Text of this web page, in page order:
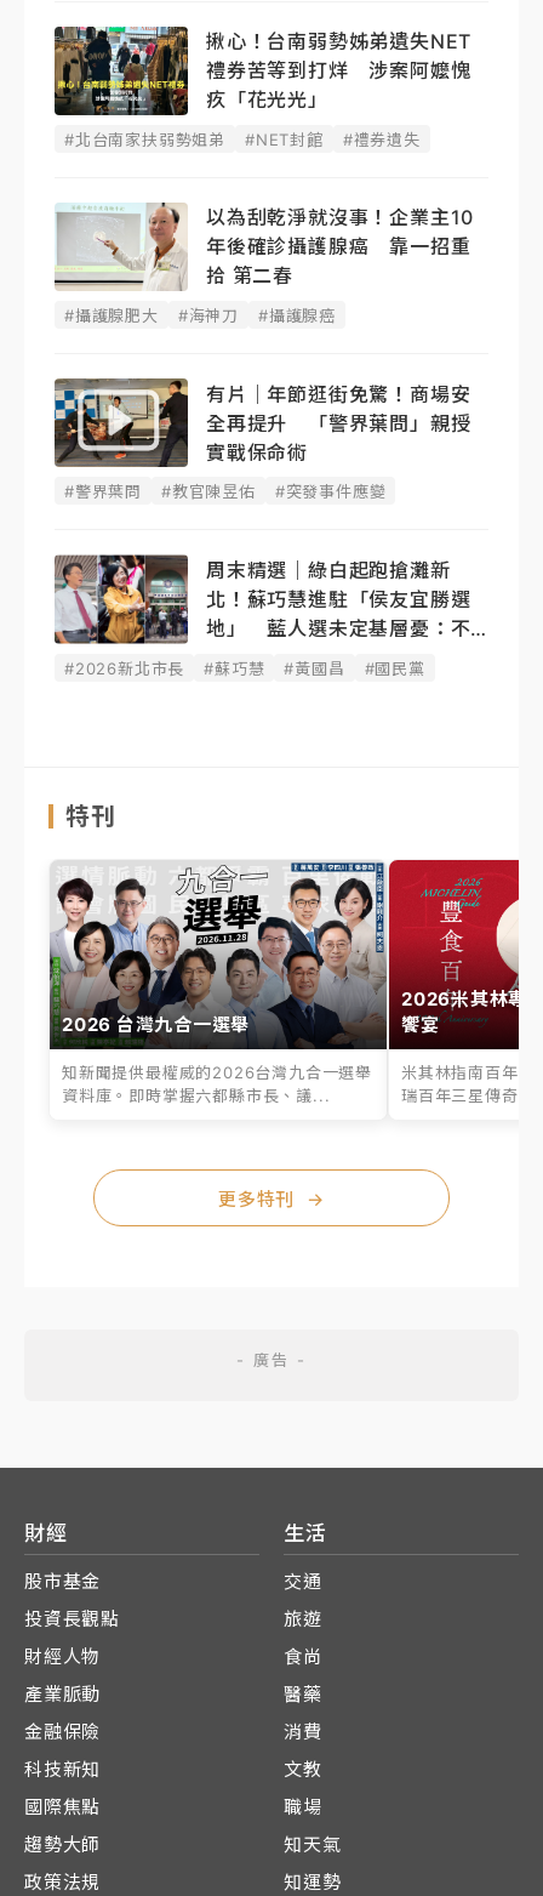
揪心！台南弱勢姊弟遺失NET
禮券苦等到打烊 涉案阿嬤愧
疚「花光光」
#北台南家扶弱勢姐弟 #NET封館 #禮券遺失
以為刮乾淨就沒事！企業主10
年後確診攝護腺癌 靠一招重
拾 第二春
#攝護腺肥大 #海神刀 #攝護腺癌
有片｜年節逛街免驚！商場安
全再提升 「警界葉問」親授
實戰保命術
#警界葉問 #教官陳昱佑 #突發事件應變
周末精選｜綠白起跑搶灘新
北！蘇巧慧進駐「侯友宜勝選
地」 藍人選未定基層憂：不
能輸
#2026新北市長 #蘇巧慧 #黃國昌 #國民黨
特刊
2026 台灣九合一選舉
知新聞提供最權威的2026台灣九合一選舉
資料庫。即時掌握六都縣市長、議...
2026米其林專
饗宴
米其林指南百年之
瑞百年三星傳奇、
更多特刊 →
財經
股市基金
投資長觀點
財經人物
產業脈動
金融保險
科技新知
國際焦點
趨勢大師
政策法規
生活
交通
旅遊
食尚
醫藥
消費
文教
職場
知天氣
知運勢